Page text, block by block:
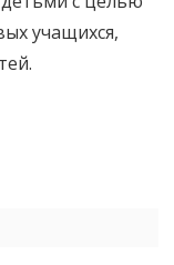
учащихся,